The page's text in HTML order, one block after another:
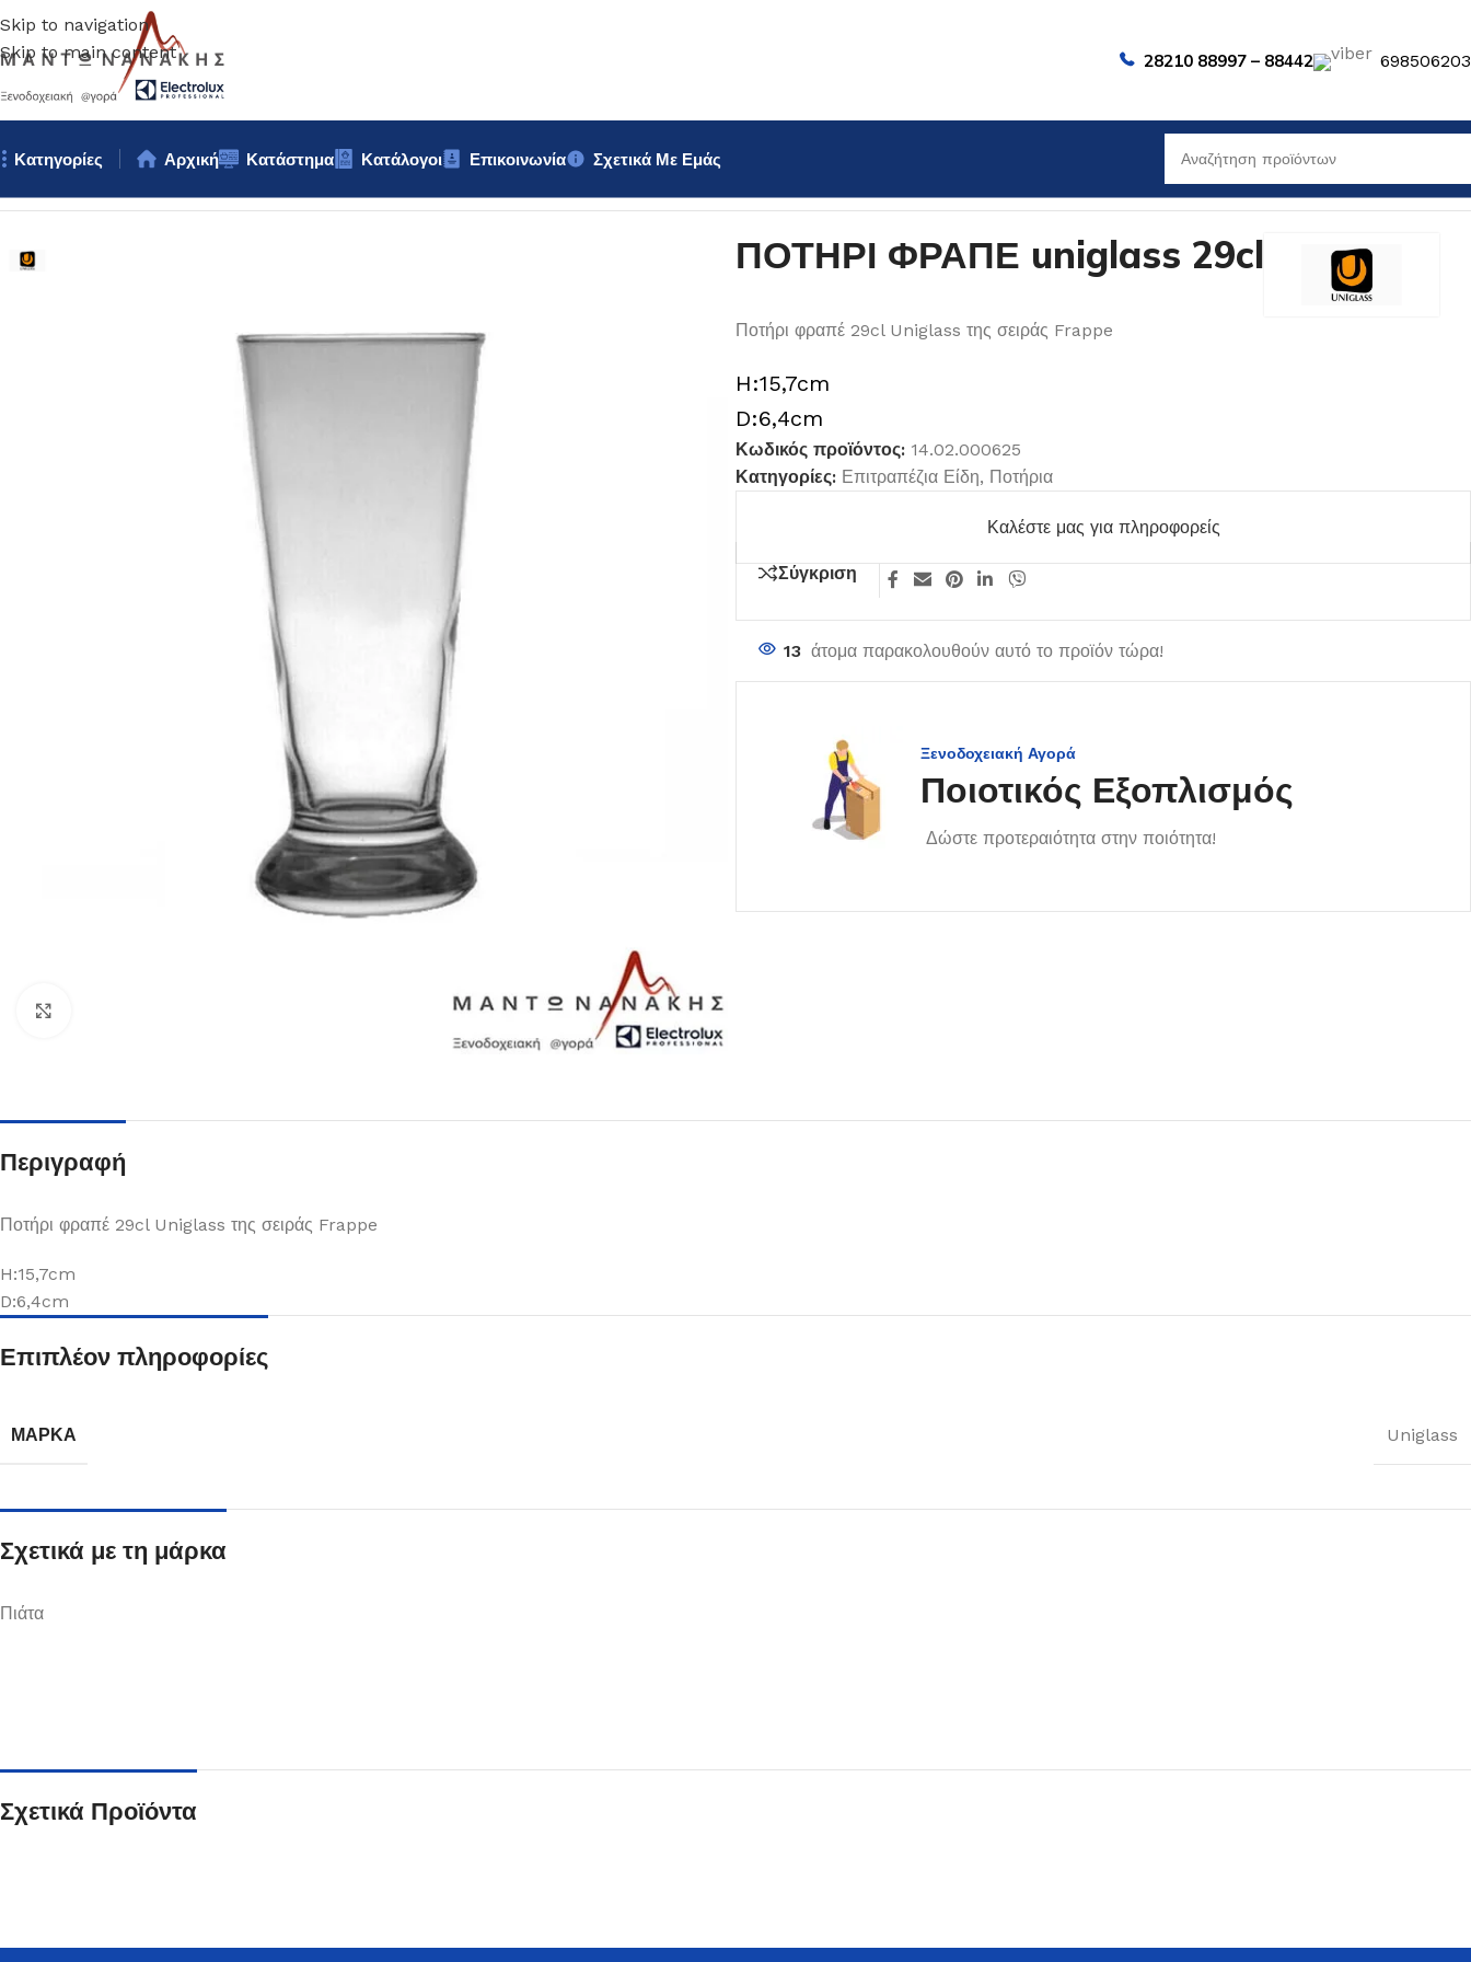
Skip to navigation
Skip to main content
28210 88997 – 88442
Κατηγορίες
Πιάτα
Δείτε Περισσότερα
Μαχαιροπίρουνα
Αρχική Κατάστημα Κατάλογοι Επικοινωνία
Σχετικά Με Εμάς
ΠΟΤΗΡΙ ΦΡΑΠΕ uniglass 29cl
Ποτήρι φραπέ 29cl Uniglass της σειράς Frappe
H:15,7cm
D:6,4cm
Κωδικός προϊόντος: 14.02.000625
Κατηγορίες: Επιτραπέζια Είδη, Ποτήρια
Καλέστε μας για πληροφορείς
Σύγκριση
13 άτομα παρακολουθούν αυτό το προϊόν τώρα!
Ξενοδοχειακή Αγορά
Ποιοτικός Εξοπλισμός
Δώστε προτεραιότητα στην ποιότητα!
Περιγραφή
Ποτήρι φραπέ 29cl Uniglass της σειράς Frappe
H:15,7cm
D:6,4cm
Επιπλέον πληροφορίες
ΜΆΡΚΑ Uniglass
Σχετικά με τη μάρκα
Πιάτα
Σχετικά Προϊόντα